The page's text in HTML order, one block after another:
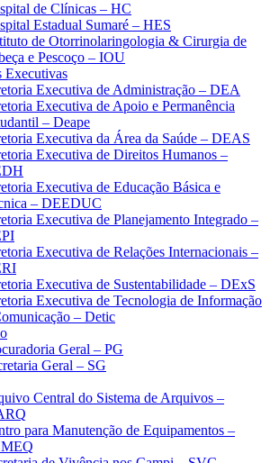
de Clínicas – HC
Estadual Sumaré – HES
de Otorrinolaringologia & Cirurgia de
e Pescoço – IOU
Executivas
Executiva de Administração – DEA
Executiva de Apoio e Permanência
– Deape
Executiva da Área da Saúde – DEAS
Executiva de Direitos Humanos –
Executiva de Educação Básica e
– DEEDUC
Executiva de Planejamento Integrado –
Executiva de Relações Internacionais –
Executiva de Sustentabilidade – DExS
Executiva de Tecnologia de Informação
– Detic
Geral – PG
Geral – SG
Central do Sistema de Arquivos –
para Manutenção de Equipamentos –